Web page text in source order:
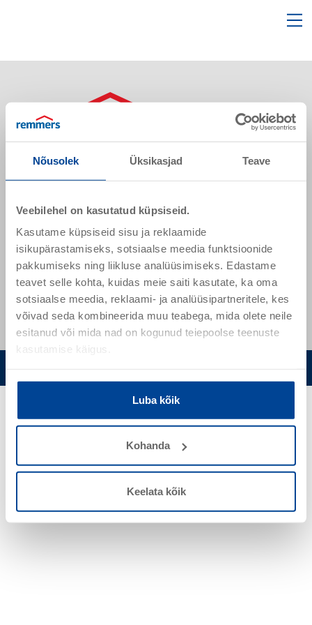
Nõusolek Üksikasjad Teave
Veebilehel on kasutatud küpsiseid.
Kasutame küpsiseid sisu ja reklaamide
isikupärastamiseks, sotsiaalse meedia funktsioonide
pakkumiseks ning liikluse analüüsimiseks. Edastame
teavet selle kohta, kuidas meie saiti kasutate, ka oma
sotsiaalse meedia, reklaami- ja analüüsipartneritele, kes
võivad seda kombineerida muu teabega, mida olete neile
esitanud või mida nad on kogunud teiepoolse teenuste
kasutamise käigus.
Luba kõik
Kohanda
Keelata kõik
Sõpruse pst 145
Eesti
remmers.ee@remmers.com
+ 372 51 64 302
+ 372 53444931